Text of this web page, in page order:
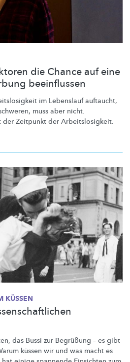
die Chance auf eine
beeinflussen
im Lebenslauf auftaucht,
muss aber nicht.
der Zeitpunkt der Arbeitslosigkeit.
KÜSSEN
das Bussi zur Begrüßung – es gibt
küssen wir und was macht es